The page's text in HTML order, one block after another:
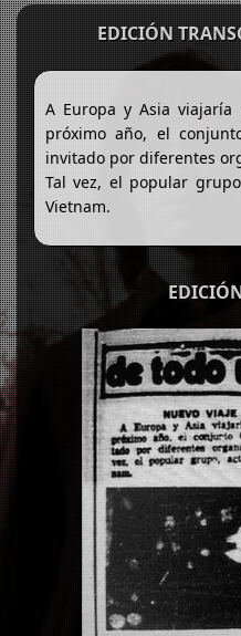
EDICIÓN
A Europa y Asia
próximo año, el
invitado por diferentes
Tal vez, el popular
Vietnam.